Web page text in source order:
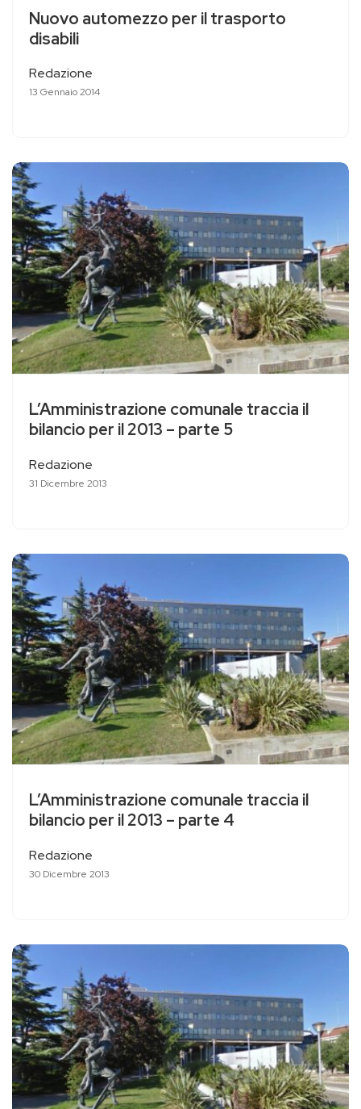
Nuovo automezzo per il trasporto
disabili
Redazione
13 Gennaio 2014
L’Amministrazione comunale traccia il
bilancio per il 2013 – parte 5
Redazione
31 Dicembre 2013
L’Amministrazione comunale traccia il
bilancio per il 2013 – parte 4
Redazione
30 Dicembre 2013